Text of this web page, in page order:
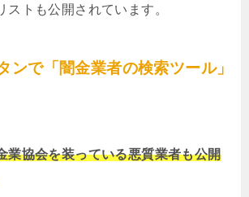
ストも公開されています。
ンで「闇金業者の検索ツール」
業協会を装っている悪質業者も公開